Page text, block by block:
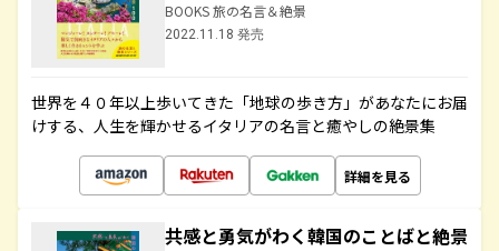
BOOKS 旅の名言＆絶景
2022.11.18 発売
世界を４０年以上歩いてきた「地球の歩き方」があなたにお届
けする、人生を輝かせるイタリアの名言と癒やしの絶景集
詳細を見る
共感と勇気がわく韓国のことばと絶景